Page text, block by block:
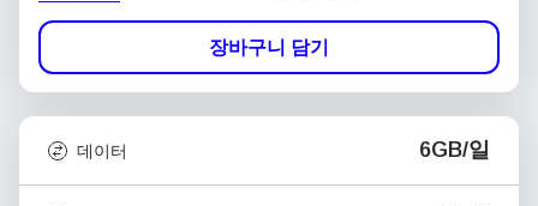
장바구니 담기
데이터 6GB/일